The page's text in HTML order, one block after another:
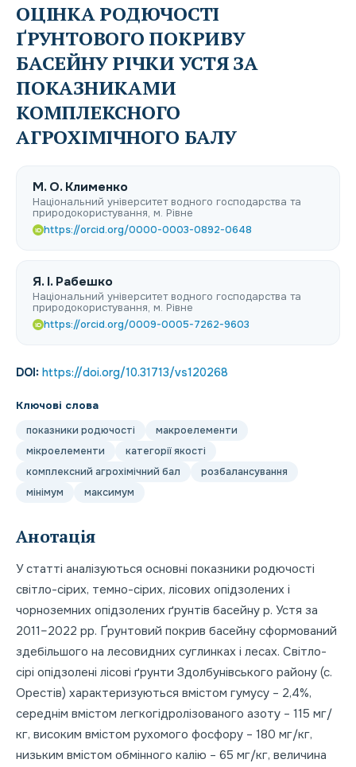
ОЦІНКА РОДЮЧОСТІ
ҐРУНТОВОГО ПОКРИВУ
БАСЕЙНУ РІЧКИ УСТЯ ЗА
ПОКАЗНИКАМИ
КОМПЛЕКСНОГО
АГРОХІМІЧНОГО БАЛУ
М. О. Клименко
Національний університет водного господарства та
природокористування, м. Рівне
iD https://orcid.org/0000-0003-0892-0648
Я. І. Рабешко
Національний університет водного господарства та
природокористування, м. Рівне
iD https://orcid.org/0009-0005-7262-9603
DOI: https://doi.org/10.31713/vs120268
Ключові слова
показники родючості
макроелементи
мікроелементи
категорії якості
комплексний агрохімічний бал
розбалансування
мінімум
максимум
Анотація
У статті аналізуються основні показники родючості
світло-сірих, темно-сірих, лісових опідзолених і
чорноземних опідзолених ґрунтів басейну р. Устя за
2011–2022 рр. Ґрунтовий покрив басейну сформований
здебільшого на лесовидних суглинках і лесах. Світло-
сірі опідзолені лісові ґрунти Здолбунівського району (с.
Орестів) характеризуються вмістом гумусу – 2,4%,
середнім вмістом легкогідролізованого азоту – 115 мг/
кг, високим вмістом рухомого фосфору – 180 мг/кг,
низьким вмістом обмінного калію – 65 мг/кг, величина